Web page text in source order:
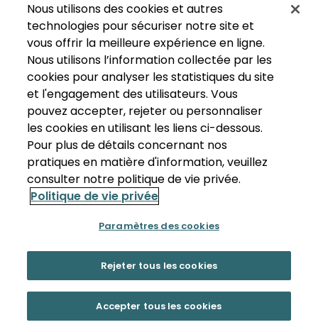
Nous utilisons des cookies et autres
technologies pour sécuriser notre site et
vous offrir la meilleure expérience en ligne.
Nous utilisons l’information collectée par les
cookies pour analyser les statistiques du site
et l'engagement des utilisateurs. Vous
pouvez accepter, rejeter ou personnaliser
les cookies en utilisant les liens ci-dessous.
Pour plus de détails concernant nos
pratiques en matière d'information, veuillez
consulter notre politique de vie privée.
Politique de vie privée
Paramètres des cookies
Rejeter tous les cookies
Accepter tous les cookies